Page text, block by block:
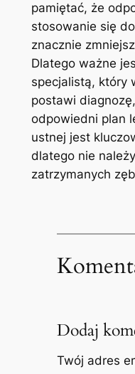
pamiętać, że
stosowanie ​się⁢
⁢znacznie
Dlatego ważne
specjalistą, ‍który
postawi
odpowiedni plan
ustnej jest
dlatego nie
zatrzymanych
Dodaj
Twój adres